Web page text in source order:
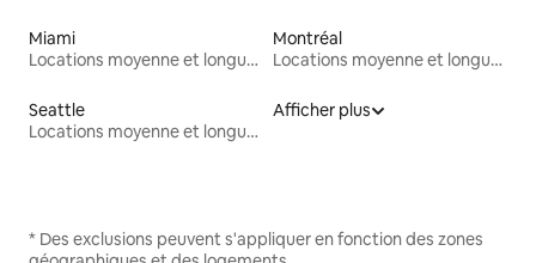
Miami
Locations moyenne et longue durée
Montréal
Locations moyenne et longue durée
Seattle
Locations moyenne et longue durée
Afficher plus
* Des exclusions peuvent s'appliquer en fonction des zones